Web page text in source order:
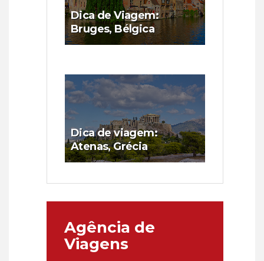
Dica de Viagem:
Bruges, Bélgica
Dica de viagem:
Atenas, Grécia
Agência de
Viagens